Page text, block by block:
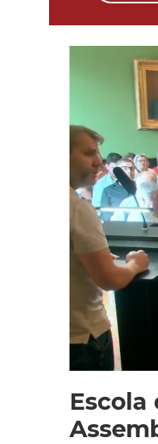
Escola